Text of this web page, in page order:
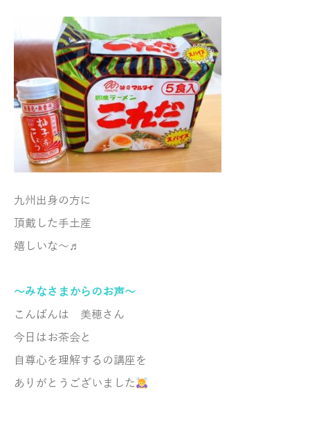
九州出身の方に
頂戴した手土産
嬉しいな～♬
～みなさまからのお声～
こんばんは 美穂さん
今日はお茶会と
自尊心を理解するの講座を
ありがとうございました